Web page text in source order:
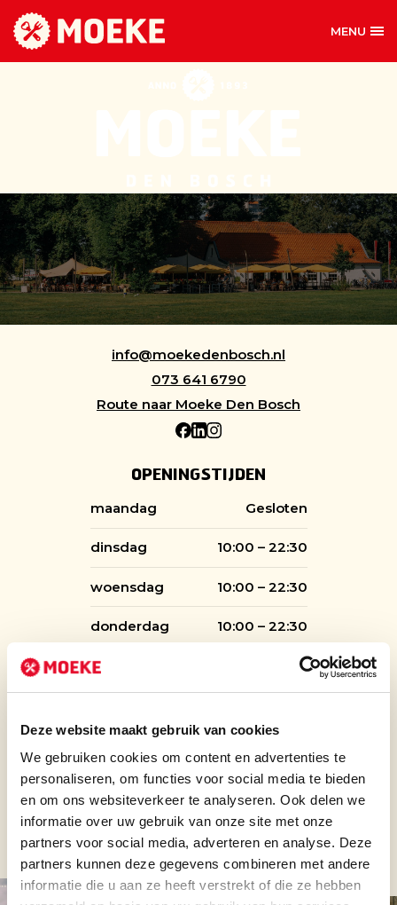
Deze website maakt gebruik van cookies
We gebruiken cookies om content en advertenties te
personaliseren, om functies voor social media te bieden
en om ons websiteverkeer te analyseren. Ook delen we
informatie over uw gebruik van onze site met onze
partners voor social media, adverteren en analyse. Deze
partners kunnen deze gegevens combineren met andere
informatie die u aan ze heeft verstrekt of die ze hebben
MENU
CONTACT
MOEKE DEN BOSCH
De Pettelaarseschans 1
5216 CG Den Bosch
info@moekedenbosch.nl
073 641 6790
Route naar Moeke Den Bosch
OPENINGSTIJDEN
maandag Gesloten
dinsdag 10:00 – 22:30
woensdag 10:00 – 22:30
donderdag 10:00 – 22:30
vrijdag 10:00 – 00:00
Bij Moeke ben je altijd welkom. Reserveren kan
telefonisch of via haar website.